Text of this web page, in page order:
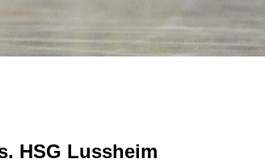
HSG Lussheim